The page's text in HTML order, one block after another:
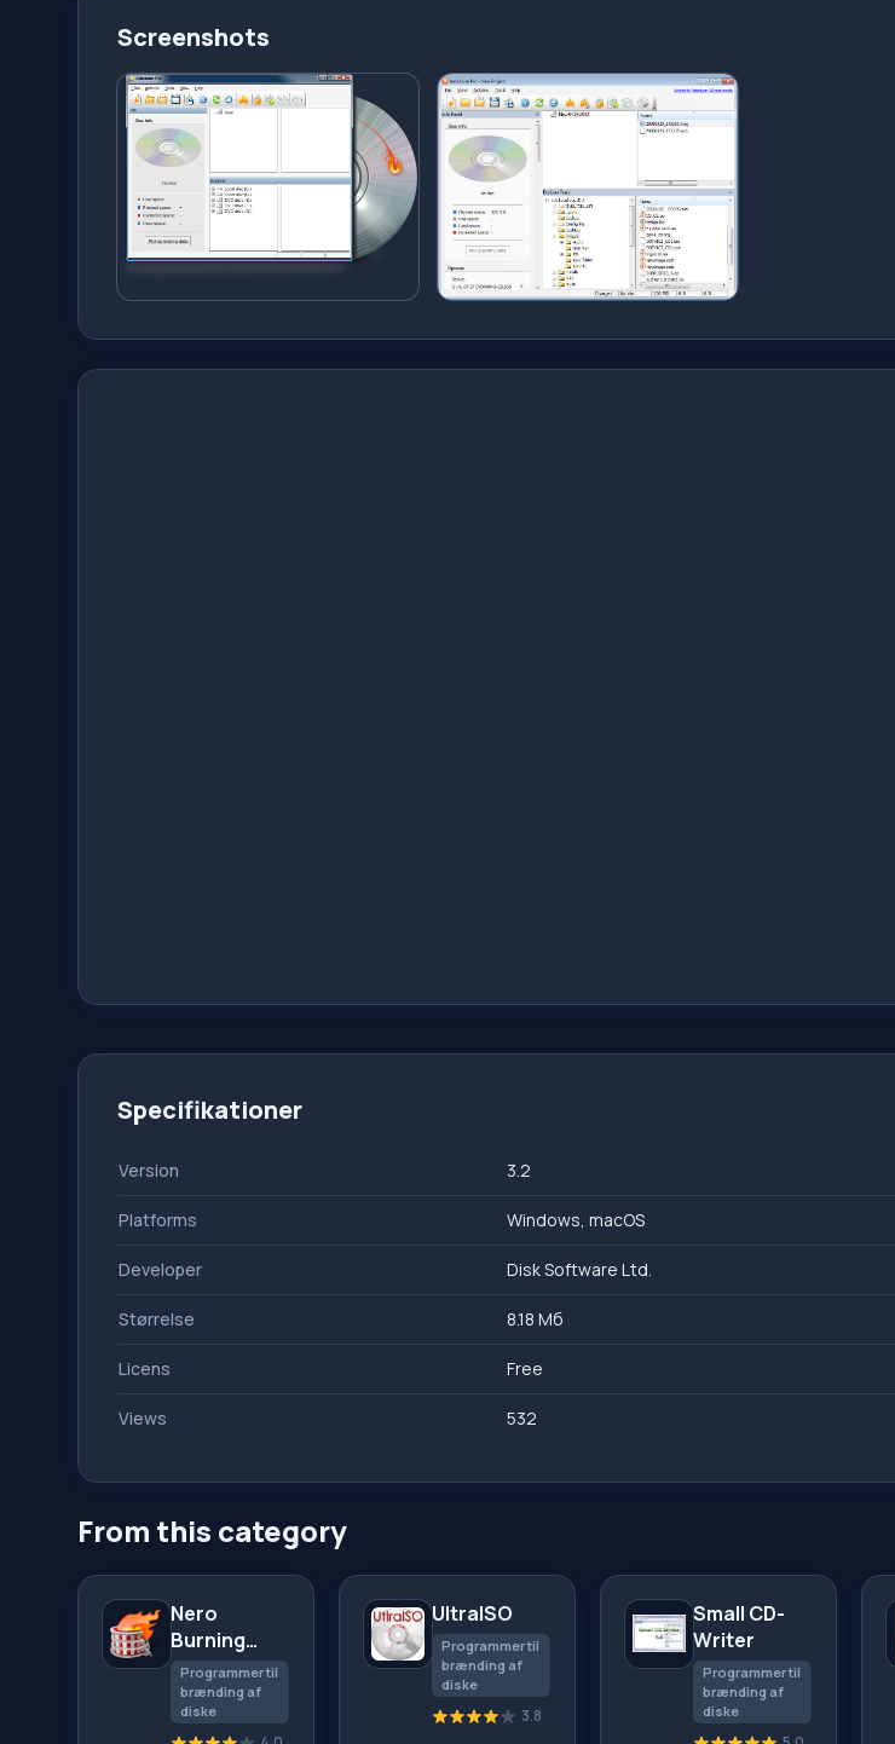
Screenshots
Specifikationer
Version 3.2
Platforms Windows, macOS
Developer Disk Software Ltd.
Størrelse 8.18 Мб
Licens Free
Views 532
From this category
Nero
Burning
ROM
Programmer til
brænding af
diske
UltraISO
Programmer til
brænding af
diske
3.8
Small CD-
Writer
Programmer til
brænding af
diske